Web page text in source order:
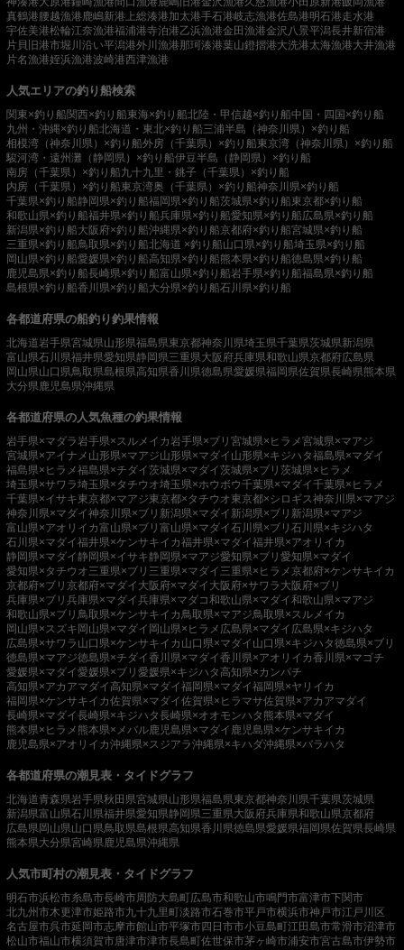
真鶴港 腰越漁港鹿嶋新港 上総湊港加太港手石港岐志漁港佐島港明石港走水港
宇佐美港松輪江奈漁港福浦港寺泊港乙浜漁港金田漁港金沢八景平潟長井新宿港
片貝旧港市堀川沿い平潟港外川漁港那珂湊港葉山鐙摺港大洗港太海漁港大井漁港
片名漁港姪浜漁港波崎港西津漁港
人気エリアの釣り船検索
関東×釣り船関西×釣り船東海×釣り船北陸・甲信越×釣り船中国・四国×釣り船
九州・沖縄×釣り船北海道・東北×釣り船三浦半島（神奈川県）×釣り船
相模湾（神奈川県）×釣り船外房（千葉県）×釣り船東京湾（神奈川県）×釣り船
駿河湾・遠州灘（静岡県）×釣り船伊豆半島（静岡県）×釣り船
南房（千葉県）×釣り船九十九里・銚子（千葉県）×釣り船
内房（千葉県）×釣り船東京湾奥（千葉県）×釣り船神奈川県×釣り船
千葉県×釣り船静岡県×釣り船福岡県×釣り船茨城県×釣り船東京都×釣り船
和歌山県×釣り船福井県×釣り船兵庫県×釣り船愛知県×釣り船広島県×釣り船
新潟県×釣り船大阪府×釣り船沖縄県×釣り船京都府×釣り船宮城県×釣り船
三重県×釣り船鳥取県×釣り船北海道 ×釣り船山口県×釣り船埼玉県×釣り船
岡山県×釣り船愛媛県×釣り船高知県×釣り船熊本県×釣り船徳島県×釣り船
鹿児島県×釣り船長崎県×釣り船富山県×釣り船岩手県×釣り船福島県×釣り船
島根県×釣り船香川県×釣り船大分県×釣り船石川県×釣り船
各都道府県の船釣り釣果情報
北海道岩手県宮城県山形県福島県東京都神奈川県埼玉県千葉県茨城県新潟県
富山県石川県福井県愛知県静岡県三重県大阪府兵庫県和歌山県京都府広島県
岡山県山口県鳥取県島根県高知県香川県徳島県愛媛県福岡県佐賀県長崎県熊本県
大分県鹿児島県沖縄県
各都道府県の人気魚種の釣果情報
岩手県×マダラ岩手県×スルメイカ岩手県×ブリ 宮城県×ヒラメ宮城県×マアジ
宮城県×アイナメ 山形県×マアジ山形県×マダイ 山形県×キジハタ福島県×マダイ
福島県×ヒラメ福島県×チダイ茨城県×マダイ茨城県×ブリ 茨城県×ヒラメ
埼玉県×サワラ埼玉県×タチウオ埼玉県×ホウボウ千葉県×マダイ千葉県×ヒラメ
千葉県×イサキ東京都×マアジ東京都×タチウオ東京都×シロギス神奈川県×マアジ
神奈川県×マダイ神奈川県×ブリ 新潟県×マダイ 新潟県×ブリ 新潟県×マアジ
富山県×アオリイカ富山県×ブリ 富山県×マダイ石川県×ブリ 石川県×キジハタ
石川県×マダイ福井県×ケンサキイカ福井県×マダイ福井県×アオリイカ
静岡県×マダイ 静岡県×イサキ静岡県×マアジ愛知県×ブリ 愛知県×マダイ
愛知県×タチウオ三重県×ブリ 三重県×マダイ 三重県×ヒラメ京都府×ケンサキイカ
京都府×ブリ 京都府×マダイ 大阪府×マダイ 大阪府×サワラ 大阪府×ブリ
兵庫県×ブリ 兵庫県×マダイ兵庫県×マダコ和歌山県×マダイ和歌山県×マアジ
和歌山県×ブリ 鳥取県×ケンサキイカ鳥取県×マアジ鳥取県×スルメイカ
岡山県×スズキ 岡山県×マダイ 岡山県×ヒラメ 広島県×マダイ 広島県×キジハタ
広島県×サワラ 山口県×ケンサキイカ 山口県×マダイ 山口県×キジハタ徳島県×ブリ
徳島県×マアジ徳島県×チダイ香川県×マダイ香川県×アオリイカ香川県×マゴチ
愛媛県×マダイ愛媛県×ブリ 愛媛県×キジハタ高知県×カンパチ
高知県×アカアマダイ高知県×マダイ福岡県×マダイ福岡県×ヤリイカ
福岡県×ケンサキイカ佐賀県×マダイ佐賀県×ヒラマサ佐賀県×アカアマダイ
長崎県×マダイ長崎県×キジハタ長崎県×オオモンハタ 熊本県×マダイ
熊本県×ヒラメ 熊本県×メバル鹿児島県×マダイ 鹿児島県×ケンサキイカ
鹿児島県×アオリイカ沖縄県×スジアラ沖縄県×キハダ沖縄県×バラハタ
各都道府県の潮見表・タイドグラフ
北海道青森県岩手県秋田県宮城県山形県福島県東京都神奈川県千葉県茨城県
新潟県富山県石川県福井県愛知県静岡県三重県大阪府兵庫県和歌山県京都府
広島県岡山県山口県鳥取県島根県高知県香川県徳島県愛媛県福岡県佐賀県長崎県
熊本県大分県宮崎県鹿児島県沖縄県
人気市町村の潮見表・タイドグラフ
明石市浜松市糸島市長崎市周防大島町広島市和歌山市鳴門市富津市下関市
北九州市木更津市姫路市九十九里町淡路市石巻市平戸市横浜市神戸市江戸川区
名古屋市呉市延岡市志摩市館山市平塚市四日市市小豆島町江田島市常滑市沼津市
松山市福山市横須賀市唐津市津市長島町佐世保市茅ヶ崎市浦安市宮古島市伊勢市